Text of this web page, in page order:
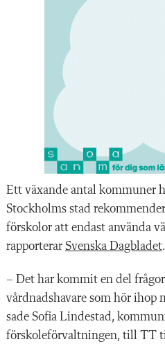
Ett växande antal kommuner
Stockholms stad
förskolor att endast använda
rapporterar Svenska Dagbladet.
– Det har kommit en del
vårdnadshavare som hör ihop
sade Sofia Lindestad,
förskoleförvaltningen, till TT